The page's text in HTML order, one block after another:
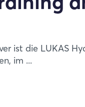
ist die LUKAS
im ...